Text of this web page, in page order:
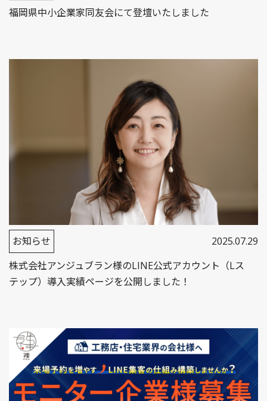
福岡県中小企業家同友会にて登壇いたしました
お知らせ
2025.07.29
株式会社アンジュブラン様のLINE公式アカウント（Lス
テップ）導入実績ページを公開しました！